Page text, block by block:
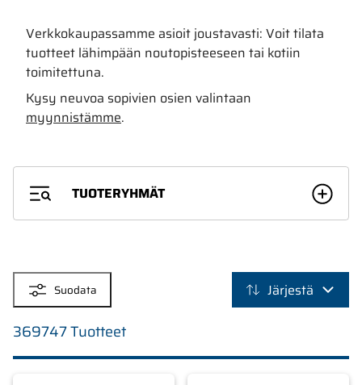
Verkkokaupassamme asioit joustavasti: Voit tilata
tuotteet lähimpään noutopisteeseen tai kotiin
toimitettuna.
Kysy neuvoa sopivien osien valintaan
myynnistämme.
TUOTERYHMÄT
Suodata Järjestä
369747 Tuotteet